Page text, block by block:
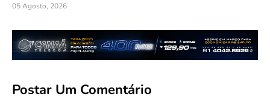
05 Agosto, 2026
Postar Um Comentário